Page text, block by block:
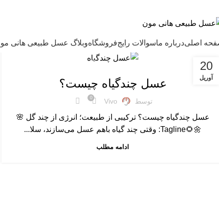
اصلیدرباره ماسوالات رایجفروشگاهوبلاگ عسل طبیعی هانی
20
آوریل
ARTICLES عسل طبیعی,مقالات علمی
عسل چندگیاه چیست؟
توسط Vivo
0
عسل چندگیاه چیست؟ ترکیبی از طبیعت؛ انرژی از چند گل 🌸
🌼🌻Tagline: وقتی چند گیاه باهم عسل می‌سازند، سلا...
ادامه مطلب